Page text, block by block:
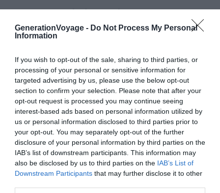
GenerationVoyage - Do Not Process My Personal
Information
If you wish to opt-out of the sale, sharing to third parties, or
processing of your personal or sensitive information for
targeted advertising by us, please use the below opt-out
section to confirm your selection. Please note that after your
opt-out request is processed you may continue seeing
interest-based ads based on personal information utilized by
us or personal information disclosed to third parties prior to
your opt-out. You may separately opt-out of the further
disclosure of your personal information by third parties on the
IAB’s list of downstream participants. This information may
also be disclosed by us to third parties on the IAB’s List of
Downstream Participants that may further disclose it to other
Les gorges de la Spelunca